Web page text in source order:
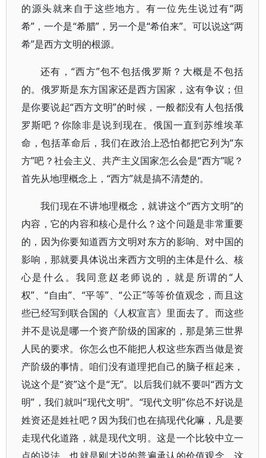
的源头就来自于这些地方。有一位先生说过有“两
希”，一个是“希腊”，另一个是“希伯来”。可以说这“两
希”是西方文明的根源。
还有，“西方”包不包括俄罗斯？大概是不包括
的。俄罗斯是东方国家还是西方国家，这有争议；但
是你要说起“西方文明”的时候，一般都没有人包括俄
罗斯吧？你除非是说到现在。俄国一直到苏维埃革
命，包括革命后，我们在政治上恐怕都把它列为“东
方”吧？社会主义、共产主义国家怎么会是“西方”呢？
首先从地理概念上，“西方”就是搞不清楚的。
我们现在不讲地理概念，就讲这个“西方文明”的
内容，它的内容和核心是什么？这个问题是非常重要
的，因为你要知道西方文明对东方的影响、对中国的
影响，那就要具体说出来西方文明的主体是什么、核
心是什么。我同意赵老师说的，就是所谓的“人
权”、“自由”、“平等”、“公正”等等价值观念，而且这
些已经写到联合国的《人权宣言》里面去了。而这些
并不是说是哪一个资产阶级的国家的，那是第三世界
人民的要求。你怎么也不能把人权这些东西当做是资
产阶级的事情。咱们没有道理把自己的脑子框起来，
说这个是“资”这个是“无”。以后我们就不要叫“西方文
明”，我们就叫“现代文明”。“现代文明”你总不好说是
姓资还是姓社吧？因为我们也在搞现代化嘛，凡是要
走现代化道路，就是现代文明。这是一个比较中立一